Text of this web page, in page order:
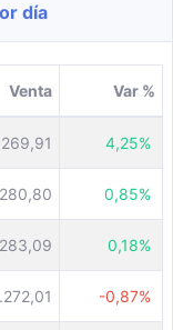
día
Venta Var %
4,25%
0,85%
0,18%
-0,87%